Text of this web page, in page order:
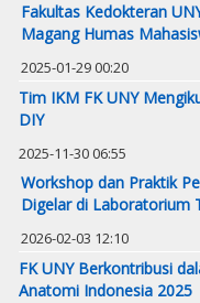
Fakultas Kedokteran
Magang Humas
2025-01-29 00:20
Tim IKM FK UNY
DIY
2025-11-30 06:55
Workshop dan Praktik
Digelar di Laboratorium
2026-02-03 12:10
FK UNY Berkontribusi
Anatomi Indonesia 2025